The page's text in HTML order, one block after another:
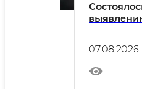
угроз в
07.08.2026